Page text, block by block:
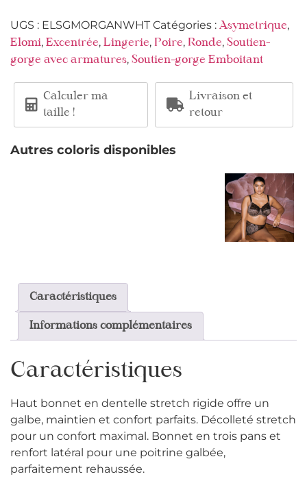
UGS : ELSGMORGANWHT Catégories : Asymetrique,
Elomi, Excentrée, Lingerie, Poire, Ronde, Soutien-
gorge avec armatures, Soutien-gorge Emboitant
Calculer ma
taille !
Livraison et
retour
Autres coloris disponibles
Caractéristiques
Informations complémentaires
Caractéristiques
Haut bonnet en dentelle stretch rigide offre un
galbe, maintien et confort parfaits. Décolleté stretch
pour un confort maximal. Bonnet en trois pans et
renfort latéral pour une poitrine galbée,
parfaitement rehaussée.